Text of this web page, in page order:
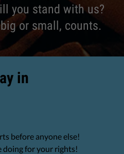
you stand with us?
or small, counts.
in
before anyone else!
doing for your rights!